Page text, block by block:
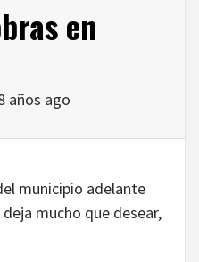
en
años ago
municipio adelante
mucho que desear,